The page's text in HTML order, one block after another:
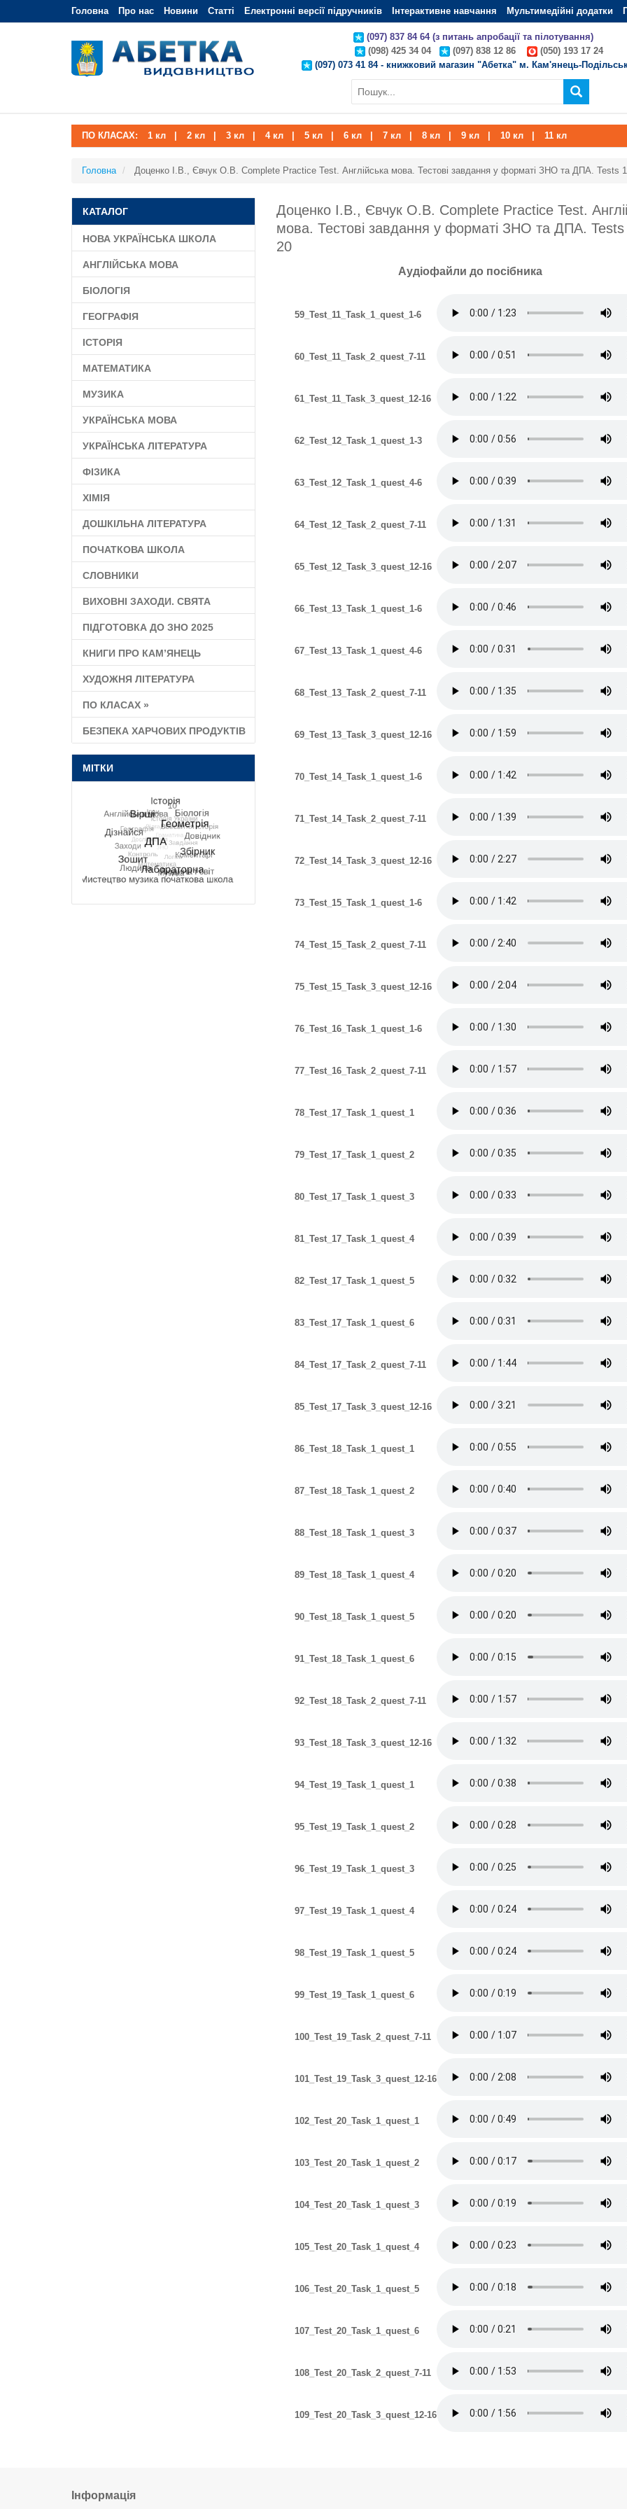
Головна Про нас Новини Статті Електронні версії підручників Інтерактивне навчання Мультимедійні додатки
(097) 837 84 64 (з питань апробації та пілотування)
(098) 425 34 04
(097) 838 12 86
(050) 193 17 24
(097) 073 41 84 - книжковий магазин "Абетка" м. Кам'янець-
ПО КЛАСАХ: 1 кл 2 кл 3 кл 4 кл 5 кл 6 кл 7 кл 8 кл 9 кл 10 кл 11 кл
Головна Доценко І.В., Євчук О.В. Complete Practice Test. Англійська мова. Тестові завдання у форматі ЗНО та ДПА. Tests
КАТАЛОГ
НОВА УКРАЇНСЬКА ШКОЛА
АНГЛІЙСЬКА МОВА
БІОЛОГІЯ
ГЕОГРАФІЯ
ІСТОРІЯ
МАТЕМАТИКА
МУЗИКА
УКРАЇНСЬКА МОВА
УКРАЇНСЬКА ЛІТЕРАТУРА
ФІЗИКА
ХІМІЯ
ДОШКІЛЬНА ЛІТЕРАТУРА
ПОЧАТКОВА ШКОЛА
СЛОВНИКИ
ВИХОВНІ ЗАХОДИ. СВЯТА
ПІДГОТОВКА ДО ЗНО 2025
КНИГИ ПРО КАМ’ЯНЕЦЬ
ХУДОЖНЯ ЛІТЕРАТУРА
ПО КЛАСАХ »
БЕЗПЕКА ХАРЧОВИХ ПРОДУКТІВ
МІТКИ
Доценко І.В., Євчук О.В. Complete Practice Test.
мова. Тестові завдання у форматі ЗНО та ДПА. Tests
20
Аудіофайли до посібника
59_Test_11_Task_1_quest_1-6
60_Test_11_Task_2_quest_7-11
61_Test_11_Task_3_quest_12-16
62_Test_12_Task_1_quest_1-3
63_Test_12_Task_1_quest_4-6
64_Test_12_Task_2_quest_7-11
65_Test_12_Task_3_quest_12-16
66_Test_13_Task_1_quest_1-6
67_Test_13_Task_1_quest_4-6
68_Test_13_Task_2_quest_7-11
69_Test_13_Task_3_quest_12-16
70_Test_14_Task_1_quest_1-6
71_Test_14_Task_2_quest_7-11
72_Test_14_Task_3_quest_12-16
73_Test_15_Task_1_quest_1-6
74_Test_15_Task_2_quest_7-11
75_Test_15_Task_3_quest_12-16
76_Test_16_Task_1_quest_1-6
77_Test_16_Task_2_quest_7-11
78_Test_17_Task_1_quest_1
79_Test_17_Task_1_quest_2
80_Test_17_Task_1_quest_3
81_Test_17_Task_1_quest_4
82_Test_17_Task_1_quest_5
83_Test_17_Task_1_quest_6
84_Test_17_Task_2_quest_7-11
85_Test_17_Task_3_quest_12-16
86_Test_18_Task_1_quest_1
87_Test_18_Task_1_quest_2
88_Test_18_Task_1_quest_3
89_Test_18_Task_1_quest_4
90_Test_18_Task_1_quest_5
91_Test_18_Task_1_quest_6
92_Test_18_Task_2_quest_7-11
93_Test_18_Task_3_quest_12-16
94_Test_19_Task_1_quest_1
95_Test_19_Task_1_quest_2
96_Test_19_Task_1_quest_3
97_Test_19_Task_1_quest_4
98_Test_19_Task_1_quest_5
99_Test_19_Task_1_quest_6
100_Test_19_Task_2_quest_7-11
101_Test_19_Task_3_quest_12-16
102_Test_20_Task_1_quest_1
103_Test_20_Task_1_quest_2
104_Test_20_Task_1_quest_3
105_Test_20_Task_1_quest_4
106_Test_20_Task_1_quest_5
107_Test_20_Task_1_quest_6
108_Test_20_Task_2_quest_7-11
109_Test_20_Task_3_quest_12-16
Інформація